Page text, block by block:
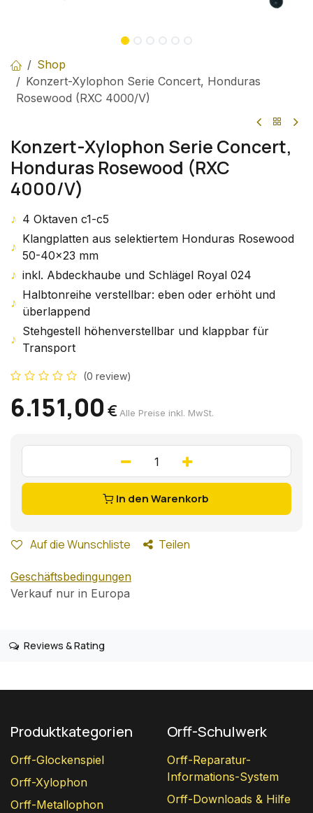
Shop
Konzert-Xylophon Serie Concert, Honduras
Rosewood (RXC 4000/V)
Konzert-Xylophon Serie Concert,
Honduras Rosewood (RXC
4000/V)
♪ 4 Oktaven c1-c5
♪
Klangplatten aus selektiertem Honduras Rosewood
50-40x23 mm
♪ inkl. Abdeckhaube und Schlägel Royal 024
♪
Halbtonreihe verstellbar: eben oder erhöht und
überlappend
♪
Stehgestell höhenverstellbar und klappbar für
Transport
(0 review)
6.151,00 € Alle Preise inkl. MwSt.
In den Warenkorb
Auf die Wunschliste Teilen
Geschäftsbedingungen
Verkauf nur in Europa
Reviews & Rating
Produktkategorien
Orff-Glockenspiel
Orff-Xylophon
Orff-Metallophon
Orff-Schulwerk
Orff-Reparatur-
Informations-System
Orff-Downloads & Hilfe